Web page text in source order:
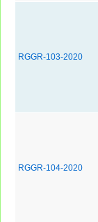
RGGR-103-2020
RGGR-104-2020